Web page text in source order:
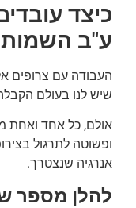
כיצד
ע"ב השמות
העבודה עם צרופים
שיש לנו בעולם
אולם, כל אחד ואחת
ופשוטה לתרגול
אנרגיה שנצטרך.
להלן מספר